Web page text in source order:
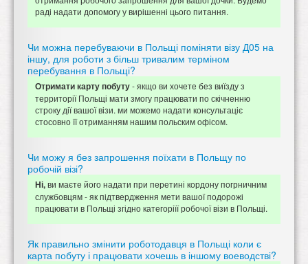
раді надати допомогу у вирішенні цього питання.
Чи можна перебуваючи в Польщі поміняти візу Д05 на
іншу, для роботи з більш тривалим терміном
перебування в Польщі?
Отримати карту побуту- якщо ви хочете без виїзду з
территорії Польщі мати змогу працювати по скічненню
строку дії вашої візи. ми можемо надати консультаціє
стосовно її отриманням нашим польским офісом.
Чи можу я без запрошення поїхати в Польщу по
робочій візі?
Ні,ви маєте його надати при перетині кордону погрничним
службовцям - як підтвердження мети вашої подорожі
працювати в Польщі згідно категоріїї робочої візи в Польщі.
Як правильно змінити роботодавця в Польщі коли є
карта побуту і працювати хочешь в іншому воеводстві?